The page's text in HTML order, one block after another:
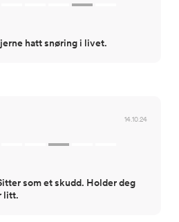
hatt snøring i livet.
14.10.24
som et skudd. Holder deg
litt.